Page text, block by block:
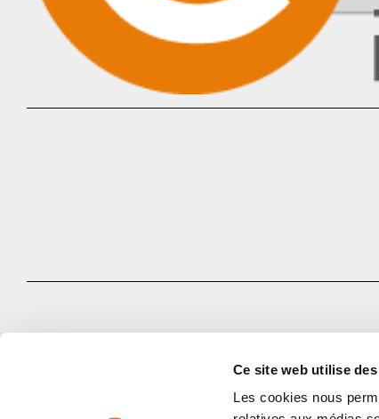
Ce site web utilise
Les cookies nous